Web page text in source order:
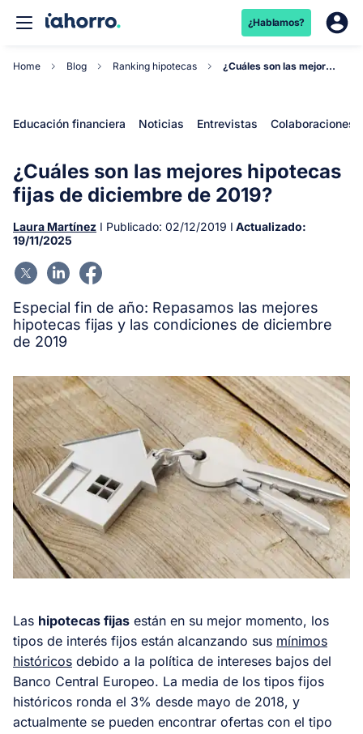
¿Hablamos?
Home Blog Ranking hipotecas ¿Cuáles son las mejores hipotecas fijas de dicie...
Educación financiera Noticias Entrevistas Colaboraciones
¿Cuáles son las mejores hipotecas
fijas de diciembre de 2019?
Laura Martínez I Publicado: 02/12/2019 I Actualizado:
19/11/2025
Especial fin de año: Repasamos las mejores
hipotecas fijas y las condiciones de diciembre
de 2019
Las hipotecas fijas están en su mejor momento, los
tipos de interés fijos están alcanzando sus mínimos
históricos debido a la política de intereses bajos del
Banco Central Europeo. La media de los tipos fijos
históricos ronda el 3% desde mayo de 2018, y
actualmente se pueden encontrar ofertas con el tipo